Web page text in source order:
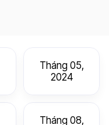
Tháng 05,
2024
Tháng 08,